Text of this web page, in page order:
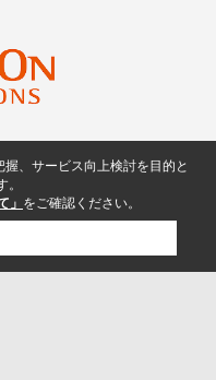
、サービス向上検討を目的と
」 をご確認ください。